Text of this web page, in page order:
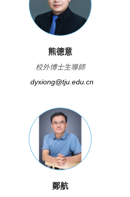
熊德意
校外博士生導師
dyxiong@tju.edu.cn
鄭航